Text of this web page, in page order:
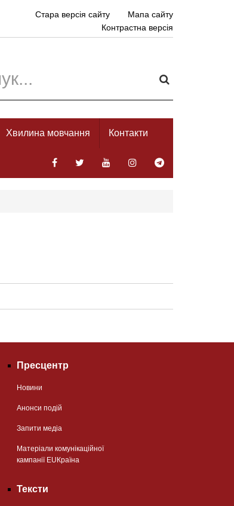
Стара версія сайту
Мапа сайту
Контрастна версія
Хвилина мовчання Контакти
Пресцентр
Новини
Анонси подій
Запити медіа
Матеріали комунікаційної
кампанії EUКраїна
Тексти